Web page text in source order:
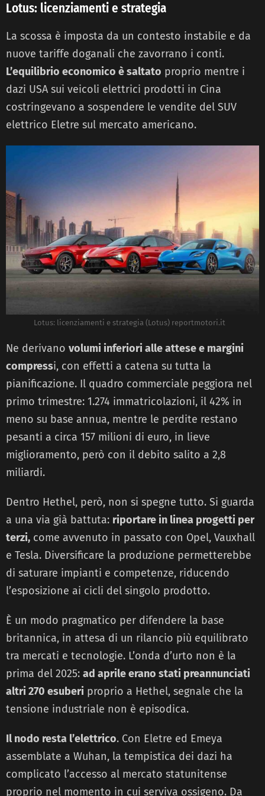
Lotus: licenziamenti e strategia
La scossa è imposta da un contesto instabile e da
nuove tariffe doganali che zavorrano i conti.
L’equilibrio economico è saltato proprio mentre i
dazi USA sui veicoli elettrici prodotti in Cina
costringevano a sospendere le vendite del SUV
elettrico Eletre sul mercato americano.
Lotus: licenziamenti e strategia (Lotus) reportmotori.it
Ne derivano volumi inferiori alle attese e margini
compressi, con effetti a catena su tutta la
pianificazione. Il quadro commerciale peggiora nel
primo trimestre: 1.274 immatricolazioni, il 42% in
meno su base annua, mentre le perdite restano
pesanti a circa 157 milioni di euro, in lieve
miglioramento, però con il debito salito a 2,8
miliardi.
Dentro Hethel, però, non si spegne tutto. Si guarda
a una via già battuta: riportare in linea progetti per
terzi, come avvenuto in passato con Opel, Vauxhall
e Tesla. Diversificare la produzione permetterebbe
di saturare impianti e competenze, riducendo
l’esposizione ai cicli del singolo prodotto.
È un modo pragmatico per difendere la base
britannica, in attesa di un rilancio più equilibrato
tra mercati e tecnologie. L’onda d’urto non è la
prima del 2025: ad aprile erano stati preannunciati
altri 270 esuberi proprio a Hethel, segnale che la
tensione industriale non è episodica.
Il nodo resta l’elettrico. Con Eletre ed Emeya
assemblate a Wuhan, la tempistica dei dazi ha
complicato l’accesso al mercato statunitense
proprio nel momento in cui serviva ossigeno. Da